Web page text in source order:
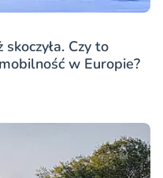
Czy to
w Europie?